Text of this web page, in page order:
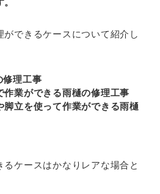
ができるケースについて紹介し
修理工事
作業ができる雨樋の修理工事
脚立を使って作業ができる雨樋
るケースはかなりレアな場合と